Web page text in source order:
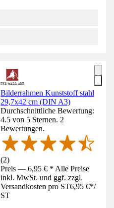
Bilderrahmen Kunststoff stahl
29,7x42 cm (DIN A3)
Durchschnittliche Bewertung:
4.5 von 5 Sternen. 2
Bewertungen.
(2)
Preis — 6,95 € * Alle Preise
inkl. MwSt. und ggf. zzgl.
Versandkosten pro ST6,95 €*/
ST